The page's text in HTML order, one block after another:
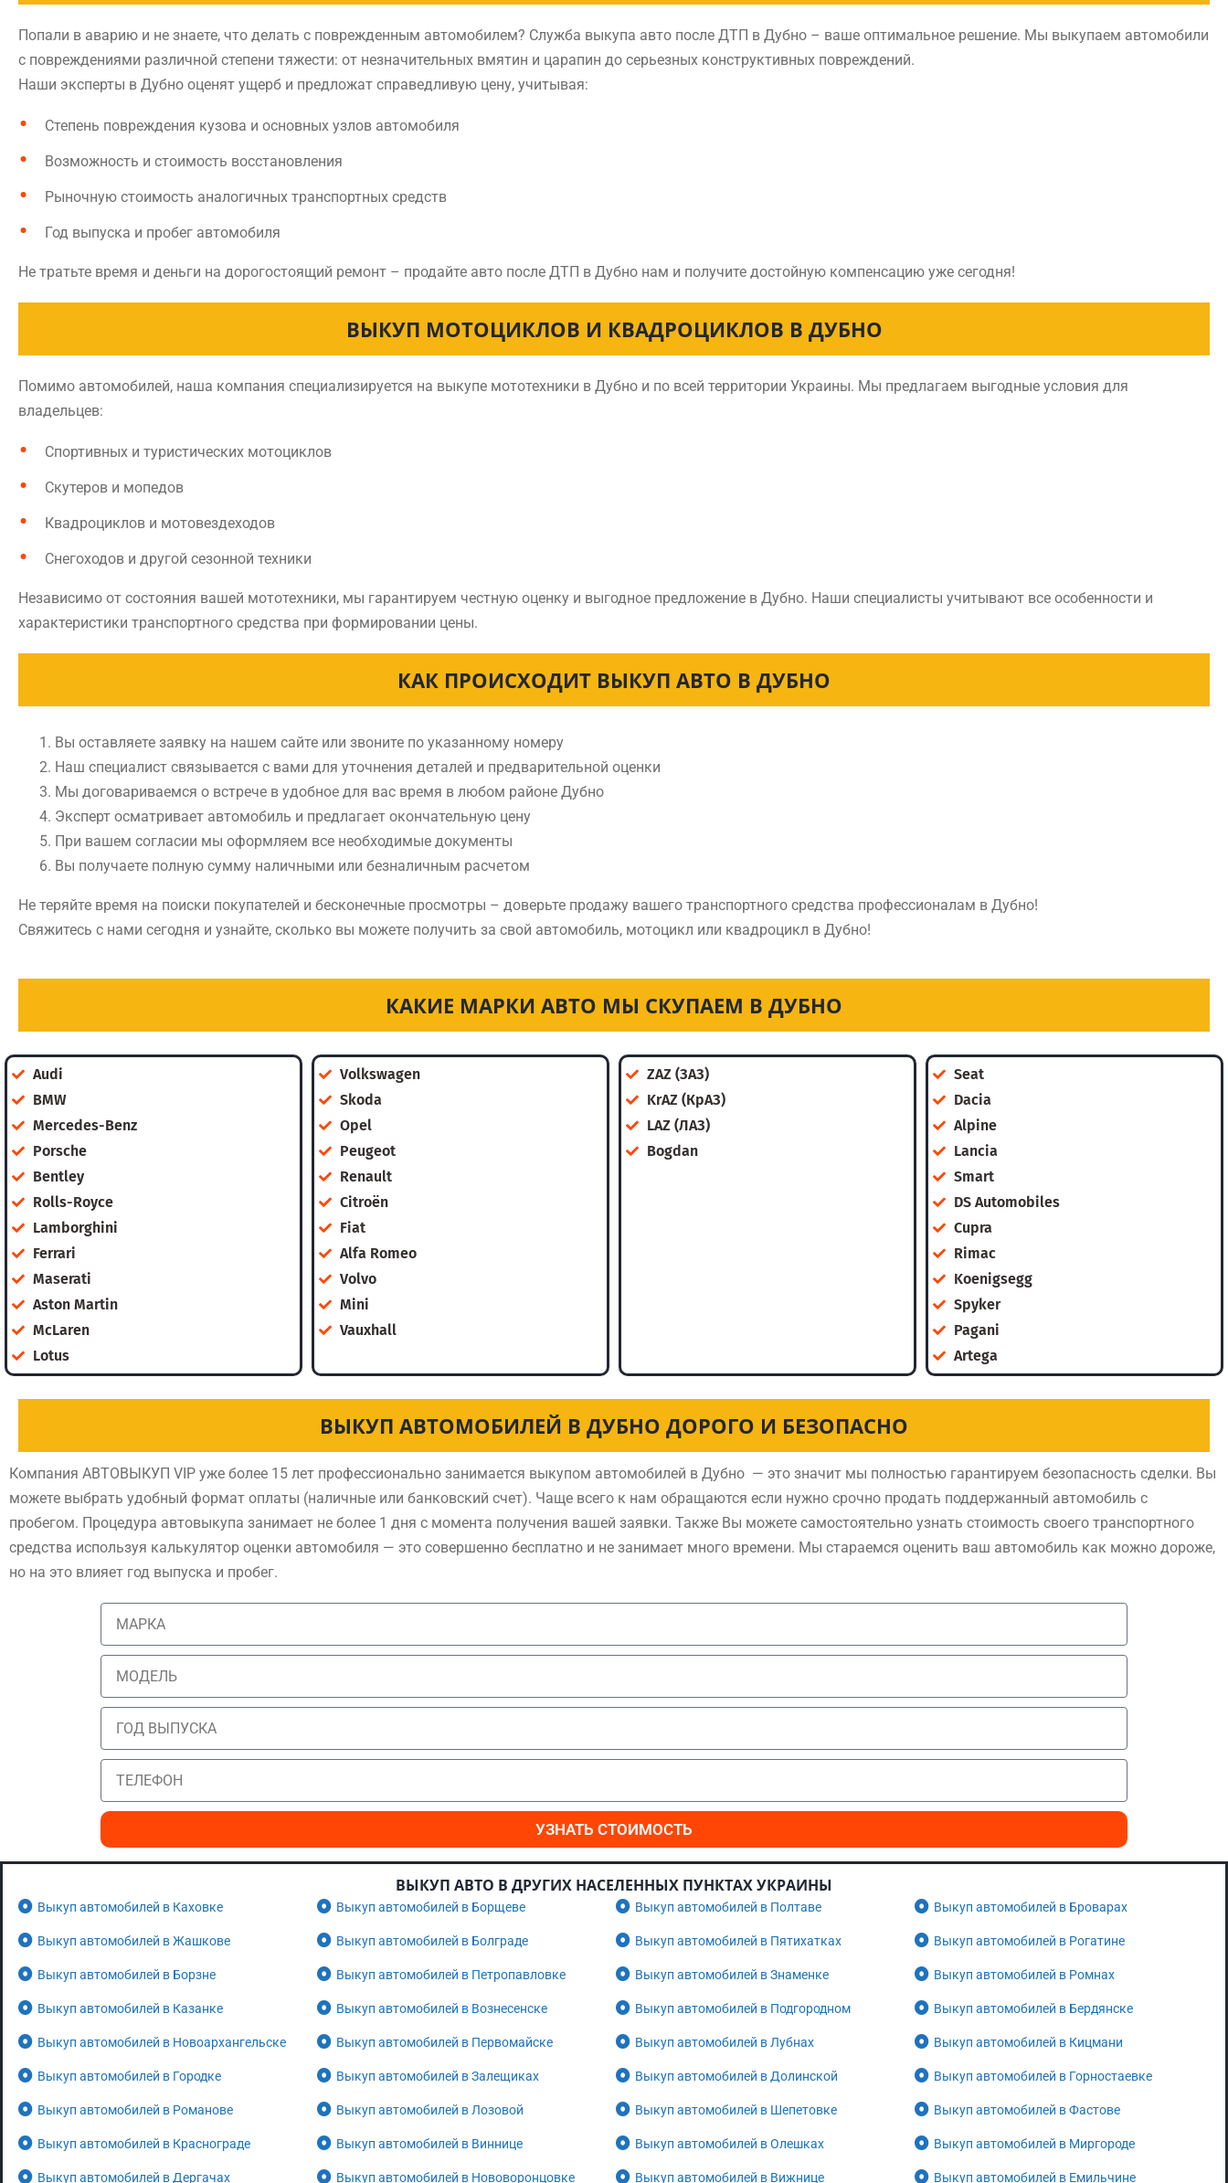
Попали в аварию и не знаете, что делать с поврежденным автомобилем? Служба выкупа авто после ДТП в Дубно – ваше оптимальное решение. Мы выкупаем автомобили
с повреждениями различной степени тяжести: от незначительных вмятин и царапин до серьезных конструктивных повреждений.
Наши эксперты в Дубно оценят ущерб и предложат справедливую цену, учитывая:
Степень повреждения кузова и основных узлов автомобиля
Возможность и стоимость восстановления
Рыночную стоимость аналогичных транспортных средств
Год выпуска и пробег автомобиля
Не тратьте время и деньги на дорогостоящий ремонт – продайте авто после ДТП в Дубно нам и получите достойную компенсацию уже сегодня!
ВЫКУП МОТОЦИКЛОВ И КВАДРОЦИКЛОВ В ДУБНО
Помимо автомобилей, наша компания специализируется на выкупе мототехники в Дубно и по всей территории Украины. Мы предлагаем выгодные условия для
владельцев:
Спортивных и туристических мотоциклов
Скутеров и мопедов
Квадроциклов и мотовездеходов
Снегоходов и другой сезонной техники
Независимо от состояния вашей мототехники, мы гарантируем честную оценку и выгодное предложение в Дубно. Наши специалисты учитывают все особенности и
характеристики транспортного средства при формировании цены.
КАК ПРОИСХОДИТ ВЫКУП АВТО В ДУБНО
Вы оставляете заявку на нашем сайте или звоните по указанному номеру
Наш специалист связывается с вами для уточнения деталей и предварительной оценки
Мы договариваемся о встрече в удобное для вас время в любом районе Дубно
Эксперт осматривает автомобиль и предлагает окончательную цену
При вашем согласии мы оформляем все необходимые документы
Вы получаете полную сумму наличными или безналичным расчетом
Не теряйте время на поиски покупателей и бесконечные просмотры – доверьте продажу вашего транспортного средства профессионалам в Дубно!
Свяжитесь с нами сегодня и узнайте, сколько вы можете получить за свой автомобиль, мотоцикл или квадроцикл в Дубно!
КАКИЕ МАРКИ АВТО МЫ СКУПАЕМ В ДУБНО
Audi
BMW
Mercedes-Benz
Porsche
Bentley
Rolls-Royce
Lamborghini
Ferrari
Maserati
Aston Martin
McLaren
Lotus
Volkswagen
Skoda
Opel
Peugeot
Renault
Citroën
Fiat
Alfa Romeo
Volvo
Mini
Vauxhall
ZAZ (ЗАЗ)
KrAZ (КрАЗ)
LAZ (ЛАЗ)
Bogdan
Seat
Dacia
Alpine
Lancia
Smart
DS Automobiles
Cupra
Rimac
Koenigsegg
Spyker
Pagani
Artega
ВЫКУП АВТОМОБИЛЕЙ В ДУБНО ДОРОГО И БЕЗОПАСНО
Компания АВТОВЫКУП VIP уже более 15 лет профессионально занимается выкупом автомобилей в Дубно — это значит мы полностью гарантируем безопасность сделки. Вы
можете выбрать удобный формат оплаты (наличные или банковский счет). Чаще всего к нам обращаются если нужно срочно продать поддержанный автомобиль с
пробегом. Процедура автовыкупа занимает не более 1 дня с момента получения вашей заявки. Также Вы можете самостоятельно узнать стоимость своего транспортного
средства используя калькулятор оценки автомобиля — это совершенно бесплатно и не занимает много времени. Мы стараемся оценить ваш автомобиль как можно дороже,
но на это влияет год выпуска и пробег.
УЗНАТЬ СТОИМОСТЬ
ВЫКУП АВТО В ДРУГИХ НАСЕЛЕННЫХ ПУНКТАХ УКРАИНЫ
Выкуп автомобилей в Каховке Выкуп автомобилей в Борщеве Выкуп автомобилей в Полтаве Выкуп автомобилей в Броварах
Выкуп автомобилей в Жашкове Выкуп автомобилей в Болграде Выкуп автомобилей в Пятихатках Выкуп автомобилей в Рогатине
Выкуп автомобилей в Борзне Выкуп автомобилей в Петропавловке Выкуп автомобилей в Знаменке Выкуп автомобилей в Ромнах
Выкуп автомобилей в Казанке Выкуп автомобилей в Вознесенске Выкуп автомобилей в Подгородном Выкуп автомобилей в Бердянске
Выкуп автомобилей в Новоархангельске Выкуп автомобилей в Первомайске Выкуп автомобилей в Лубнах Выкуп автомобилей в Кицмани
Выкуп автомобилей в Городке Выкуп автомобилей в Залещиках Выкуп автомобилей в Долинской Выкуп автомобилей в Горностаевке
Выкуп автомобилей в Романове Выкуп автомобилей в Лозовой Выкуп автомобилей в Шепетовке Выкуп автомобилей в Фастове
Выкуп автомобилей в Краснограде Выкуп автомобилей в Виннице Выкуп автомобилей в Олешках Выкуп автомобилей в Миргороде
Выкуп автомобилей в Дергачах Выкуп автомобилей в Нововоронцовке Выкуп автомобилей в Вижнице Выкуп автомобилей в Емильчине